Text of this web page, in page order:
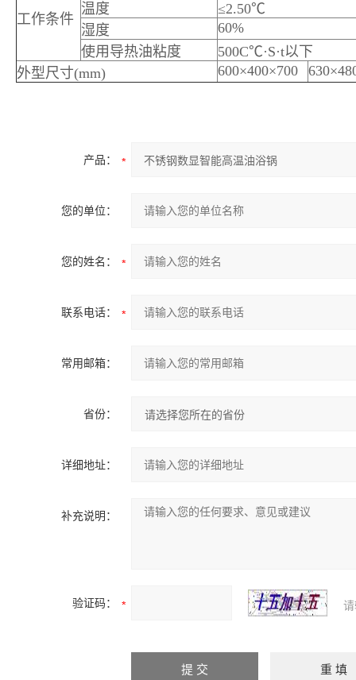
工作条件
温度
≤2.50℃
湿度
60%
使用导热油粘度
500C℃·S·t以下
外型尺寸(mm)
600×400×700
产品：
您的单位：
您的姓名：
联系电话：
常用邮箱：
省份：
详细地址：
补充说明：
验证码：